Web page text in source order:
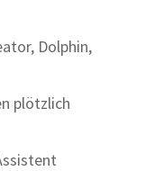
Dolphin,
plötzlich